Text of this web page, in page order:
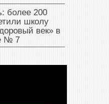
более 200
школу
век» в
№ 7